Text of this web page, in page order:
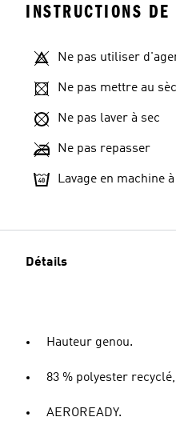
INSTRUCTIONS DE
Ne pas utiliser
Ne pas mettre au
Ne pas laver à sec
Ne pas repasser
Lavage en machine
Détails
Hauteur genou.
83 % polyester
AEROREADY.